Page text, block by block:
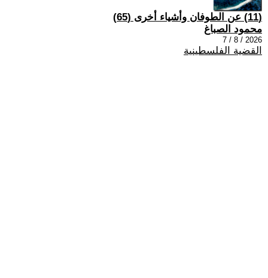
(11) عن الطوفان وأشياء أخرى (65)
محمود الصباغ
2026 / 8 / 7
القضية الفلسطينية